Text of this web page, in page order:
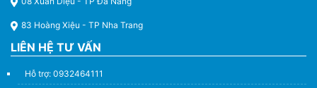
83 Hoàng Xiệu - TP Nha Trang
LIÊN HỆ TƯ VẤN
Hỗ trợ: 0932464111